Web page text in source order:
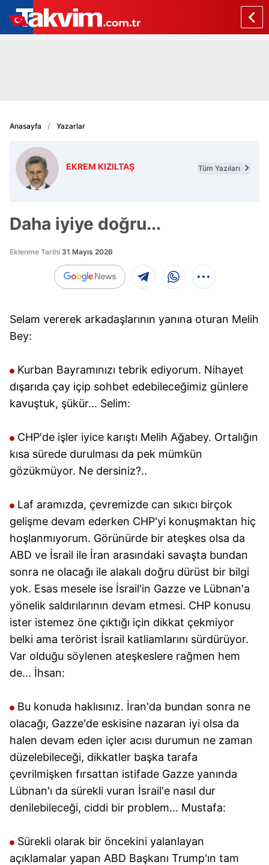
Anasayfa Yazarlar
EKREM KIZILTAŞ Tüm Yazıları
Daha iyiye doğru...
Eklenme Tarihi 31 Mayıs 2026
Selam vererek arkadaşlarının yanına oturan Melih
Bey:
Kurban Bayramınızı tebrik ediyorum. Nihayet
dışarıda çay içip sohbet edebileceğimiz günlere
kavuştuk, şükür... Selim:
CHP'de işler iyice karıştı Melih Ağabey. Ortalığın
kısa sürede durulması da pek mümkün
gözükmüyor. Ne dersiniz?..
Laf aramızda, çevremizde can sıkıcı birçok
gelişme devam ederken CHP'yi konuşmaktan hiç
hoşlanmıyorum. Görünürde bir ateşkes olsa da
ABD ve İsrail ile İran arasındaki savaşta bundan
sonra ne olacağı ile alakalı doğru dürüst bir bilgi
yok. Esas mesele ise İsrail'in Gazze ve Lübnan'a
yönelik saldırılarının devam etmesi. CHP konusu
ister istemez öne çıktığı için dikkat çekmiyor
belki ama terörist İsrail katliamlarını sürdürüyor.
Var olduğu söylenen ateşkeslere rağmen hem
de... İhsan:
Bu konuda haklısınız. İran'da bundan sonra ne
olacağı, Gazze'de eskisine nazaran iyi olsa da
halen devam eden içler acısı durumun ne zaman
düzelebileceği, dikkatler başka tarafa
çevrilmişken fırsattan istifade Gazze yanında
Lübnan'ı da sürekli vuran İsrail'e nasıl dur
denilebileceği, ciddi bir problem... Mustafa:
Sürekli olarak bir öncekini yalanlayan
açıklamalar yapan ABD Başkanı Trump'ın tam